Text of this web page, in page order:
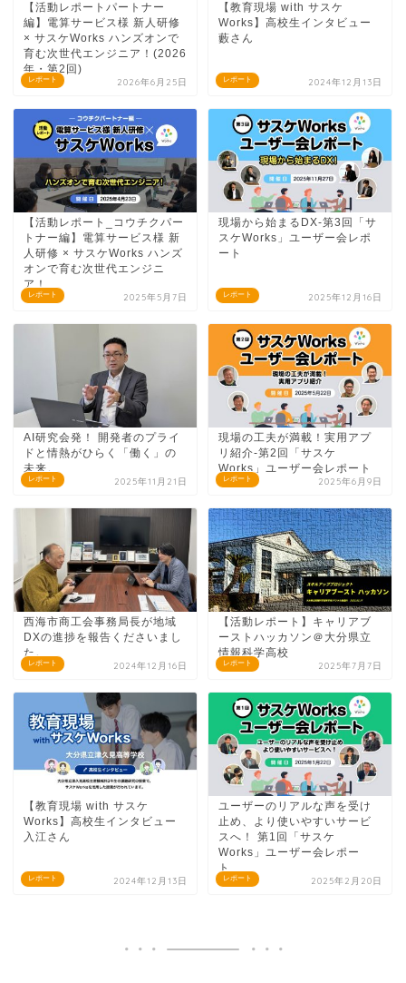
レポート
【活動レポートパートナー
編】電算サービス様 新人研修
× サスケWorks ハンズオンで
育む次世代エンジニア！(2026
年・第2回)
2026年6月25日 レポート
【教育現場 with サスケ
Works】高校生インタビュー
藪さん
2024年12月13日
レポート
【活動レポート_コウチクパー
トナー編】電算サービス様 新
人研修 × サスケWorks ハンズ
オンで育む次世代エンジニ
ア！
2025年5月7日 レポート
現場から始まるDX-第3回「サ
スケWorks」ユーザー会レポ
ート
2025年12月16日
レポート
AI研究会発！ 開発者のプライ
ドと情熱がひらく「働く」の
未来。
2025年11月21日 レポート
現場の工夫が満載！実用アプ
リ紹介-第2回「サスケ
Works」ユーザー会レポート
2025年6月9日
レポート
西海市商工会事務局長が地域
DXの進捗を報告くださいまし
た。
2024年12月16日 レポート
【活動レポート】キャリアブ
ーストハッカソン＠大分県立
情報科学高校
2025年7月7日
レポート
【教育現場 with サスケ
Works】高校生インタビュー
入江さん
2024年12月13日 レポート
ユーザーのリアルな声を受け
止め、より使いやすいサービ
スへ！ 第1回「サスケ
Works」ユーザー会レポー
ト
2025年2月20日